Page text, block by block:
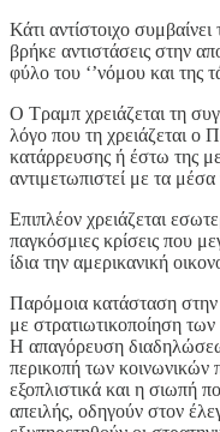
Κάτι αντίστοιχο
βρήκε αντιστάσεις στην
φύλο του ‘’νόμου και της
Ο Τραμπ χρειάζεται τη
λόγο που τη χρειάζεται ο
κατάρρευσης ή έστω της
αντιμετωπιστεί με τα
Επιπλέον χρειάζεται
παγκόσμιες κρίσεις που
ίδια την αμερικανική
Παρόμοια κατάσταση
με στρατιωτικοποίηση
Η απαγόρευση
περικοπή των
εξοπλιστικά και η σιωπή
απειλής, οδηγούν στον